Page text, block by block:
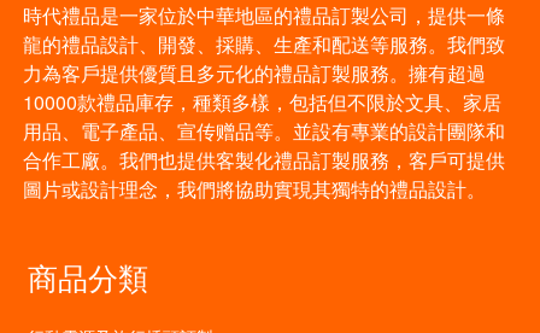
時代禮品是一家位於中華地區的禮品訂製公司，提供一條
龍的禮品設計、開發、採購、生產和配送等服務。我們致
力為客戶提供優質且多元化的禮品訂製服務。擁有超過
10000款禮品庫存，種類多樣，包括但不限於文具、家居
用品、電子產品、宣传赠品等。並設有專業的設計團隊和
合作工廠。我們也提供客製化禮品訂製服務，客戶可提供
圖片或設計理念，我們將協助實現其獨特的禮品設計。
商品分類